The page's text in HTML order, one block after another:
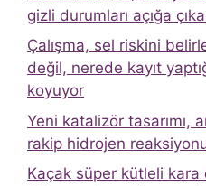
gizli durumları açığa
Çalışma, sel riskini
değil, nerede kayıt
koyuyor
Yeni katalizör tasarımı,
rakip hidrojen
Kaçak süper kütleli kara